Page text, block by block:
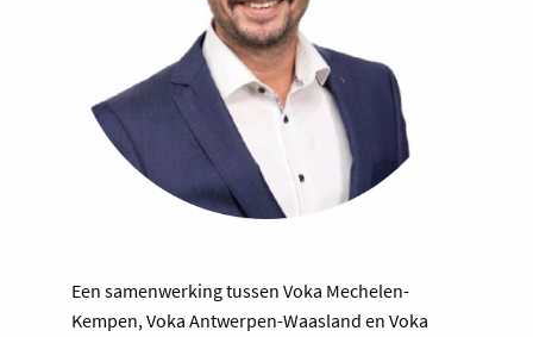
Een samenwerking tussen Voka Mechelen-
Kempen, Voka Antwerpen-Waasland en Voka